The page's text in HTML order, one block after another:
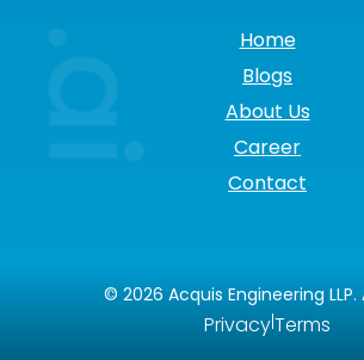
Home
Blogs
About Us
Career
Contact
© 2026 Acquis Engineering LLP.
Privacy|Terms